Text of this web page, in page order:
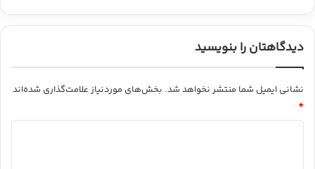
دیدگاهتان را بنویسید
نشانی ایمیل شما منتشر نخواهد شد. بخش‌های موردنیاز علامت‌گذاری شده‌اند
*